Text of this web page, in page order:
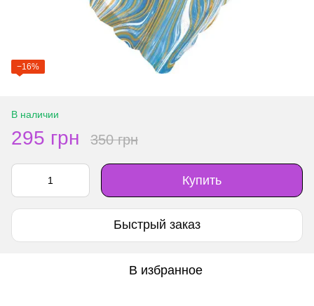
−16%
В наличии
295 грн 350 грн
Купить
Быстрый заказ
В избранное